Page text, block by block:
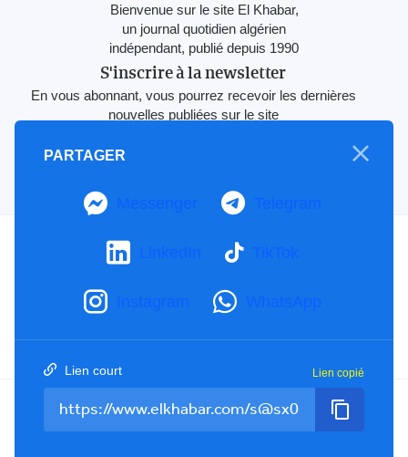
Bienvenue sur le site El Khabar,
un journal quotidien algérien
indépendant, publié depuis 1990
S'inscrire à la newsletter
En vous abonnant, vous pourrez recevoir les dernières
nouvelles publiées sur le site
adresse e-
S'Abonner
Notre Charte
Contactez-nous
PARTAGER
Messenger Telegram
LinkedIn TikTok
Instagram WhatsApp
Lien court Lien copié